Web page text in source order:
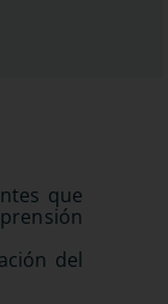
que
del